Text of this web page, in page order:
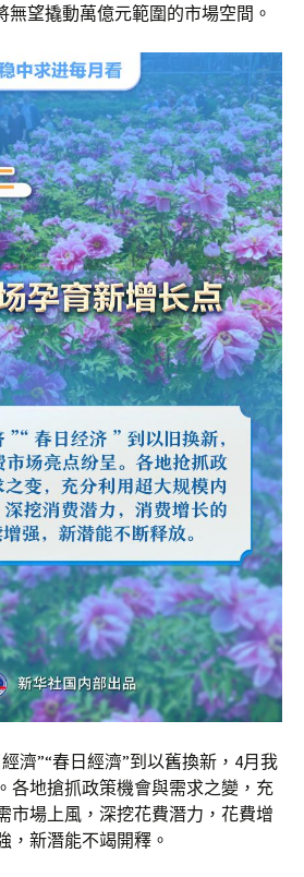
無望撬動萬億元範圍的市場空間。
經濟”“春日經濟”到以舊換新，4月我
各地搶抓政策機會與需求之變，充
市場上風，深挖花費潛力，花費增
，新潛能不竭開釋。